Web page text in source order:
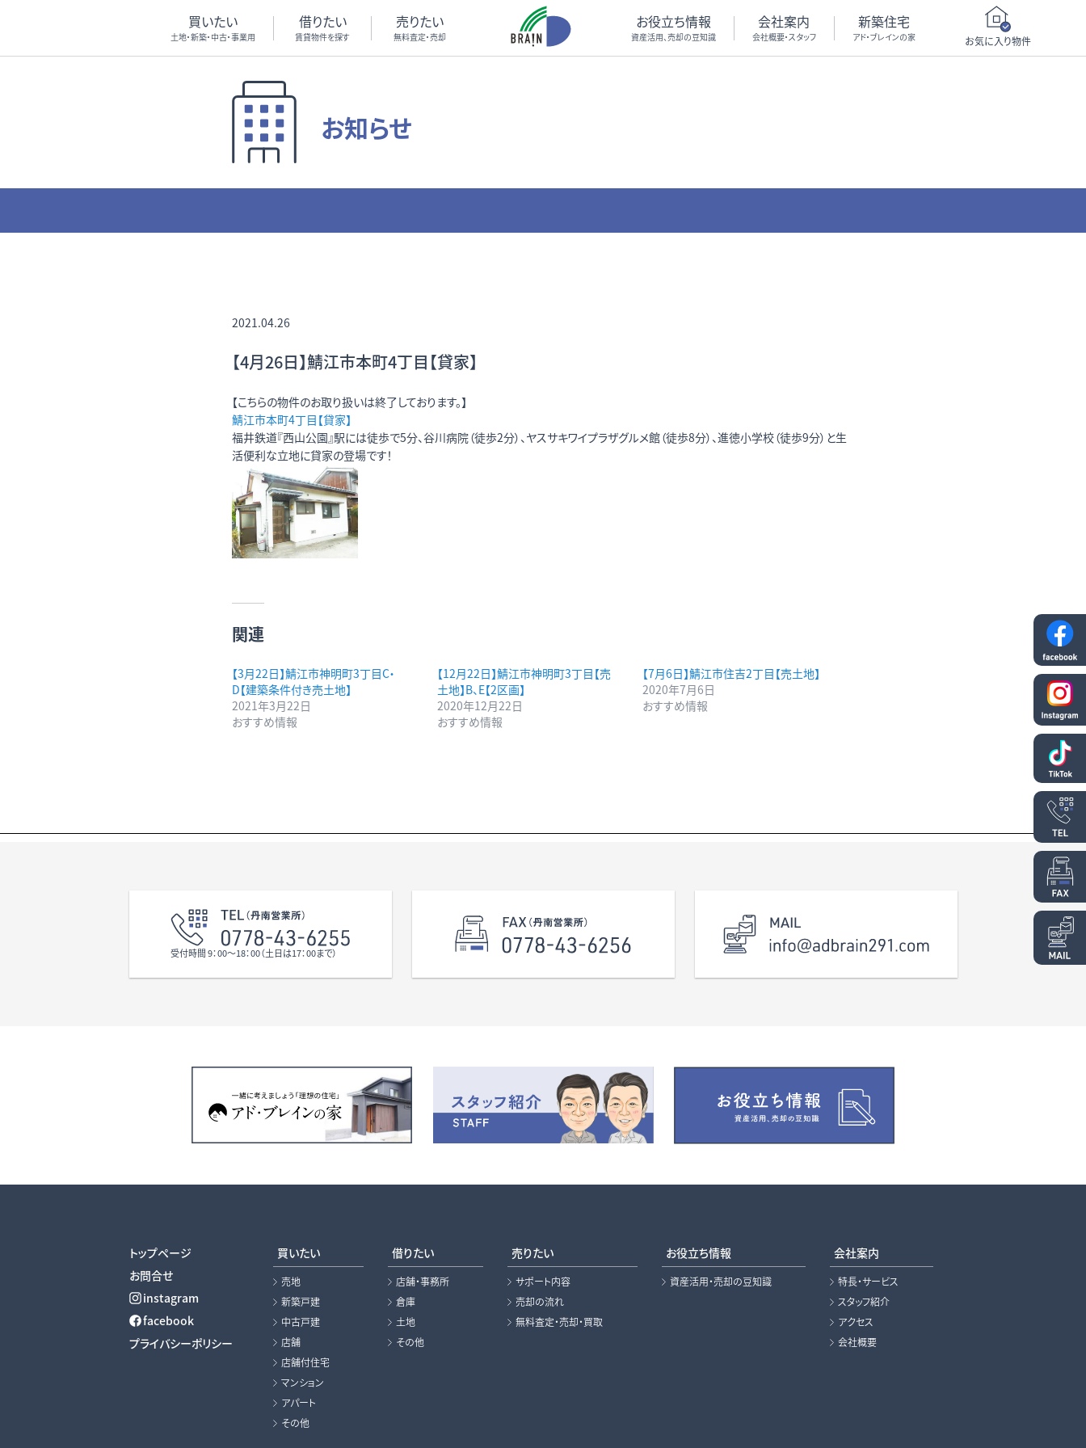
買いたい
土地・新築・中古・事業用
借りたい
賃貸物件を探す
売りたい
無料査定・売却
お役立ち情報
資産活用、売却の豆知識
会社案内
会社概要・スタッフ
新築住宅
アド・ブレインの家 お気に入り物件
お知らせ
2021.04.26
【4月26日】鯖江市本町4丁目【貸家】
【こちらの物件のお取り扱いは終了しております。】
鯖江市本町4丁目【貸家】
福井鉄道『西山公園』駅には徒歩で5分、谷川病院（徒歩2分）、ヤスサキワイプラザグルメ館（徒歩8分）、進徳小学校（徒歩9分）と生
活便利な立地に貸家の登場です！
関連
【3月22日】鯖江市神明町3丁目C・
D【建築条件付き売土地】
2021年3月22日
おすすめ情報
【12月22日】鯖江市神明町3丁目【売
土地】B、E【2区画】
2020年12月22日
おすすめ情報
【7月6日】鯖江市住吉2丁目【売土地】
2020年7月6日
おすすめ情報
受付時間 9：00〜18：00（土日は17：00まで）
トップページ
お問合せ
instagram
facebook
プライバシーポリシー
買いたい
売地
新築戸建
中古戸建
店舗
店舗付住宅
マンション
アパート
その他
借りたい
店舗・事務所
倉庫
土地
その他
売りたい
サポート内容
売却の流れ
無料査定・売却・買取
お役立ち情報
資産活用・売却の豆知識
会社案内
特長・サービス
スタッフ紹介
アクセス
会社概要